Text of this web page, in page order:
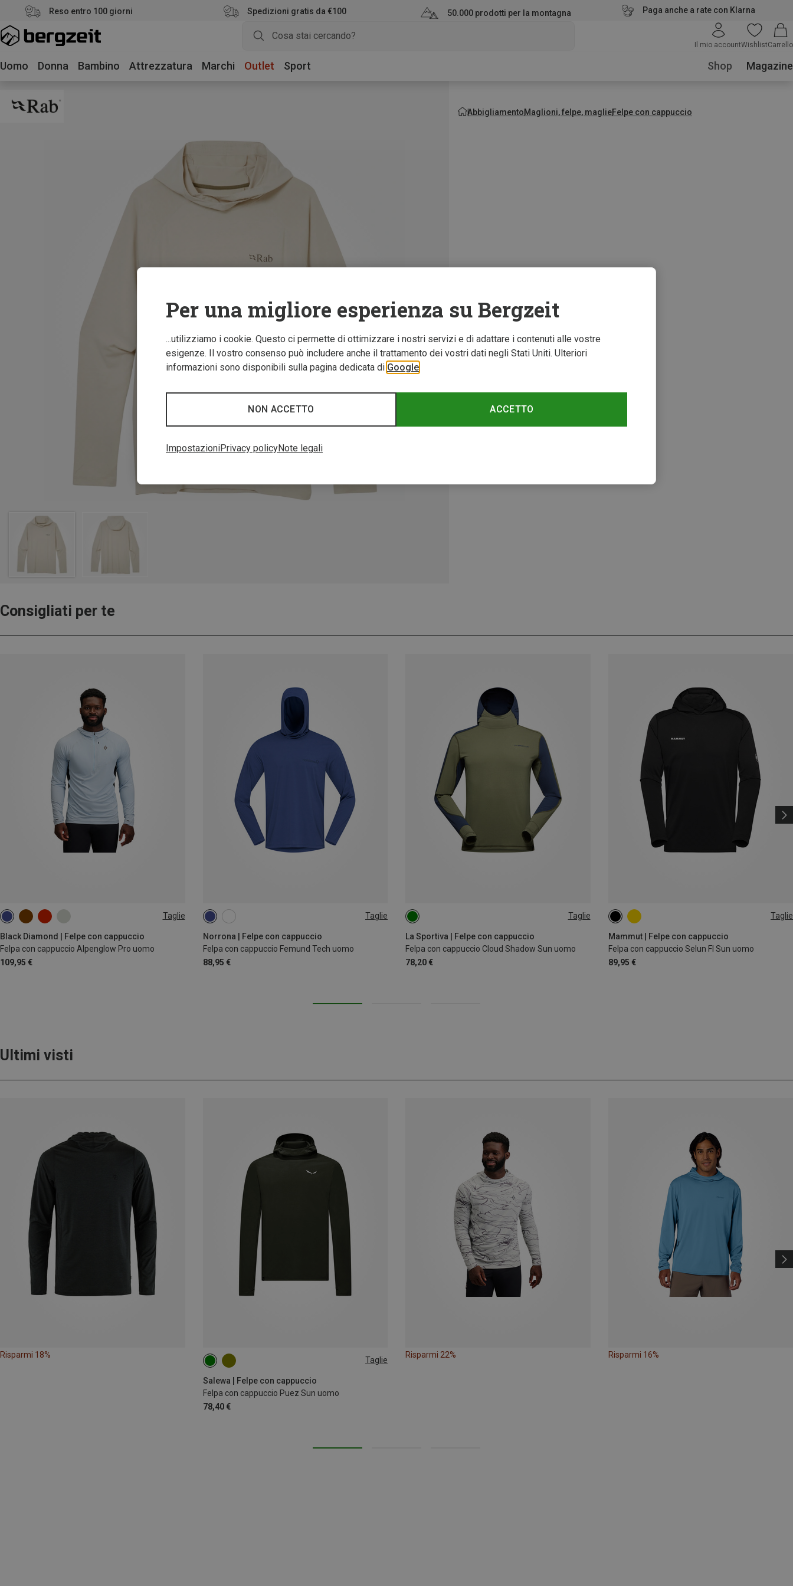
Reso entro 100 giorni Spedizioni gratis da €100 50.000 prodotti per la montagna Paga anche a rate con Klarna
Il mio accountWishlistCarrello
Uomo Donna Bambino Attrezzatura Marchi Outlet Sport Shop Magazine
AbbigliamentoMaglioni, felpe, maglieFelpe con cappuccio
Consigliati per te
Taglie
Black Diamond | Felpe con cappuccio
Felpa con cappuccio Alpenglow Pro uomo
109,95 €
M XL Taglie
Norrona | Felpe con cappuccio
Felpa con cappuccio Femund Tech uomo
88,95 €
M L Taglie
La Sportiva | Felpe con cappuccio
Felpa con cappuccio Cloud Shadow Sun uomo
78,20 €
L Taglie
Mammut | Felpe con cappuccio
Felpa con cappuccio Selun Fl Sun uomo
89,95 €
S XL
Ultimi visti
Risparmi 18%
Taglie
Salewa | Felpe con cappuccio
Felpa con cappuccio Puez Sun uomo
78,40 €
M XL
Risparmi 22% Risparmi 16%
Per una migliore esperienza su Bergzeit
...utilizziamo i cookie. Questo ci permette di ottimizzare i nostri servizi e di adattare i contenuti alle vostre
esigenze. Il vostro consenso può includere anche il trattamento dei vostri dati negli Stati Uniti. Ulteriori
informazioni sono disponibili sulla pagina dedicata di Google
ACCETTO
NON ACCETTO
ImpostazioniPrivacy policyNote legali